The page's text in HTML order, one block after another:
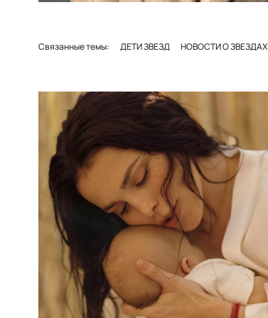
Связанные темы: ДЕТИ ЗВЕЗД НОВОСТИ О ЗВЕЗДАХ